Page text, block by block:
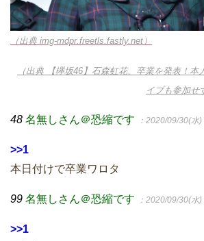
（出典 img-mdpr.freetls.fastly.net）
（出典 【欅坂46】石森虹花、卒業を発表！
イブも参加せ
48 名無しさん＠恐縮です ：2020/09/30(水
>>1
本日付けで卒業ワロタ
99 名無しさん＠恐縮です ：2020/09/30(水
>>1